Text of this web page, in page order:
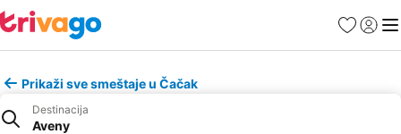
FavoritiPrijavi
Prikaži sve smeštaje u Čačak
Destinacija
Aveny